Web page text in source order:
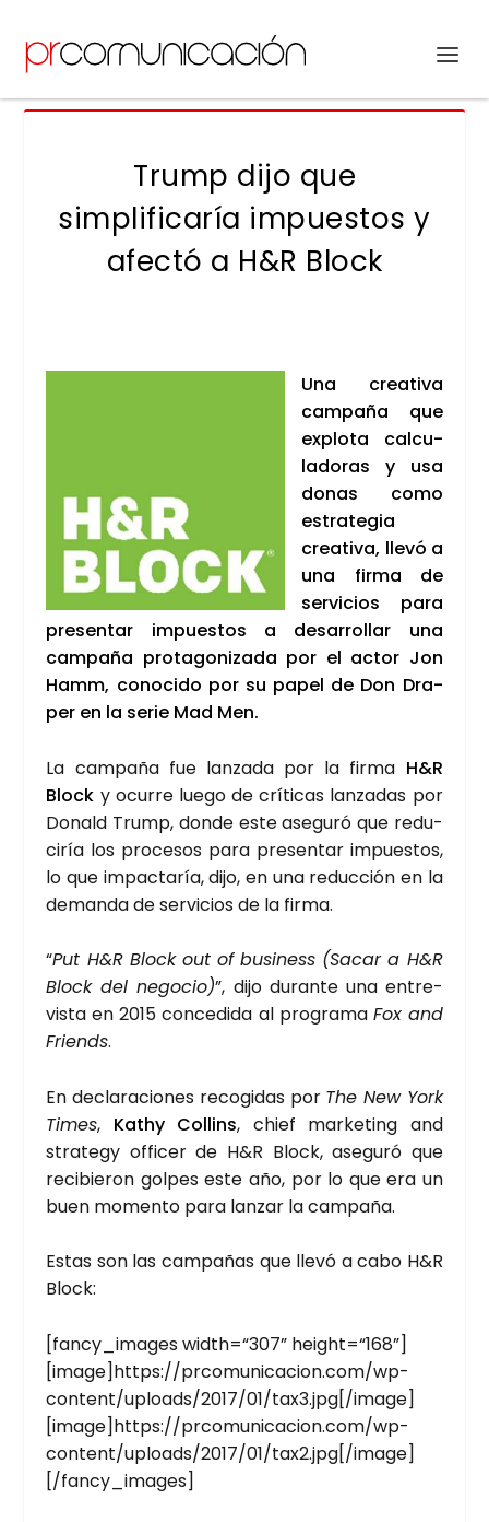
Trump dijo que
simplificaría impuestos y
afectó a H&R Block
Una crea­ti­va
cam­pa­ña que
explo­ta cal­cu­
la­do­ras y usa
donas como
estra­te­gia
crea­ti­va, lle­vó a
una fir­ma de
ser­vi­cios para
pre­sen­tar impues­tos a desa­rro­llar una
cam­pa­ña pro­ta­go­ni­za­da por el actor Jon
Hamm, cono­ci­do por su papel de Don Dra­
per en la serie Mad Men.
La cam­pa­ña fue lan­za­da por la fir­ma H&R
Block y ocu­rre lue­go de crí­ti­cas lan­za­das por
Donald Trump, don­de este ase­gu­ró que redu­
ci­ría los pro­ce­sos para pre­sen­tar impues­tos,
lo que impac­ta­ría, dijo, en una reduc­ción en la
deman­da de ser­vi­cios de la fir­ma.
“Put H&R Block out of busi­ness (Sacar a H&R
Block del nego­cio)”, dijo duran­te una entre­
vis­ta en 2015 con­ce­di­da al pro­gra­ma Fox and
Friends.
En decla­ra­cio­nes reco­gi­das por The New York
Times, Kathy Collins, chief mar­ke­ting and
stra­tegy offi­cer de H&R Block, ase­gu­ró que
reci­bie­ron gol­pes este año, por lo que era un
buen momen­to para lan­zar la cam­pa­ña.
Estas son las cam­pa­ñas que lle­vó a cabo H&R
Block:
[fancy_images width=“307” height=“168”]
[image]https://prcomunicacion.com/wp-
content/uploads/2017/01/tax3.jpg[/image]
[image]https://prcomunicacion.com/wp-
content/uploads/2017/01/tax2.jpg[/image]
[/fancy_images]